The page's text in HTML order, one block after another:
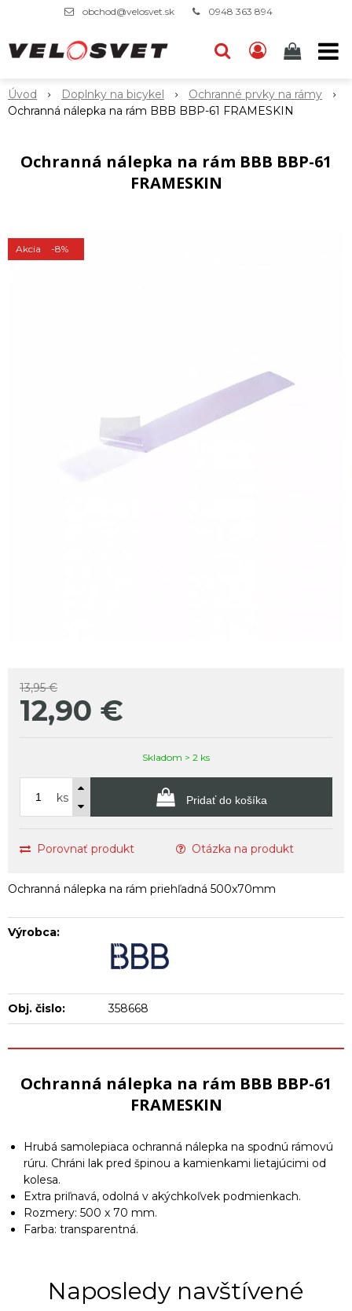
obchod@velosvet.sk 0948 363 894
Úvod Doplnky na bicykel
Ochranné prvky na rámy
Ochranná nálepka na rám BBB BBP-61 FRAMESKIN
Ochranná nálepka na rám BBB BBP-61
FRAMESKIN
Akcia -8%
13,95 €
12,90 €
Skladom > 2 ks
ks Pridať do košíka
Porovnať produkt Otázka na produkt
Ochranná nálepka na rám priehľadná 500x70mm
Výrobca:
Obj. čislo: 358668
Ochranná nálepka na rám BBB BBP-61
FRAMESKIN
Hrubá samolepiaca ochranná nálepka na spodnú rámovú
rúru. Chráni lak pred špinou a kamienkami lietajúcimi od
kolesa.
Extra priľnavá, odolná v akýchkoľvek podmienkach.
Rozmery: 500 x 70 mm.
Farba: transparentná.
Naposledy navštívené